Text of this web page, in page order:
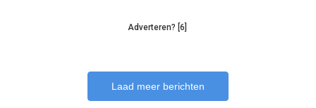
Adverteren? [6]
Laad meer berichten